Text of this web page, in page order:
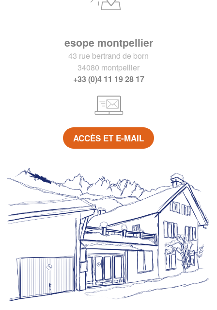
esope montpellier
43 rue bertrand de born
34080 montpellier
+33 (0)4 11 19 28 17
ACCÈS ET E-MAIL